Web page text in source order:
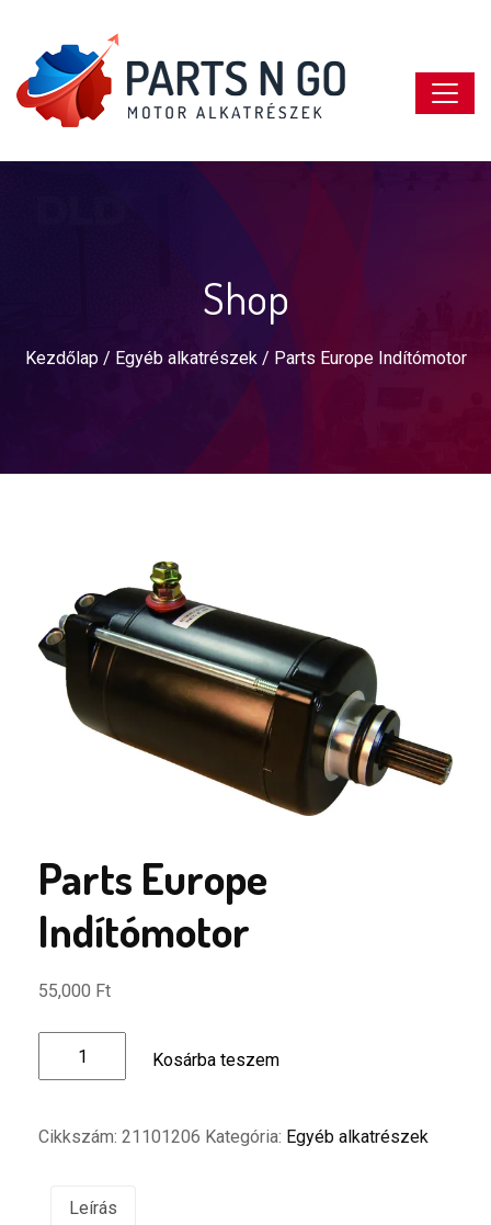
Shop
Kezdőlap/ Egyéb alkatrészek/ Parts Europe Indítómotor
Parts Europe
Indítómotor
55,000 Ft
Kosárba teszem
Cikkszám: 21101206 Kategória: Egyéb alkatrészek
Leírás